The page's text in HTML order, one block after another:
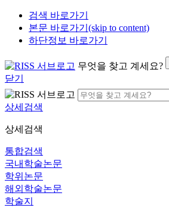
검색 바로가기
본문 바로가기(skip to content)
하단정보 바로가기
무엇을 찾고 계세요?
닫기
상세검색
상세검색
통합검색
국내학술논문
학위논문
해외학술논문
학술지